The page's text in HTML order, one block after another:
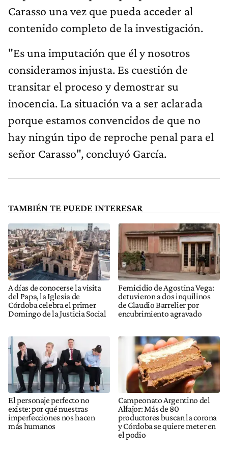
Carasso una vez que pueda acceder al
contenido completo de la investigación.
"Es una imputación que él y nosotros
consideramos injusta. Es cuestión de
transitar el proceso y demostrar su
inocencia. La situación va a ser aclarada
porque estamos convencidos de que no
hay ningún tipo de reproche penal para el
señor Carasso", concluyó García.
TAMBIÉN TE PUEDE INTERESAR
A días de conocerse la visita
del Papa, la Iglesia de
Córdoba celebra el primer
Domingo de la Justicia Social
Femicidio de Agostina Vega:
detuvieron a dos inquilinos
de Claudio Barrelier por
encubrimiento agravado
El personaje perfecto no
existe: por qué nuestras
imperfecciones nos hacen
más humanos
Campeonato Argentino del
Alfajor: Más de 80
productores buscan la corona
y Córdoba se quiere meter en
el podio